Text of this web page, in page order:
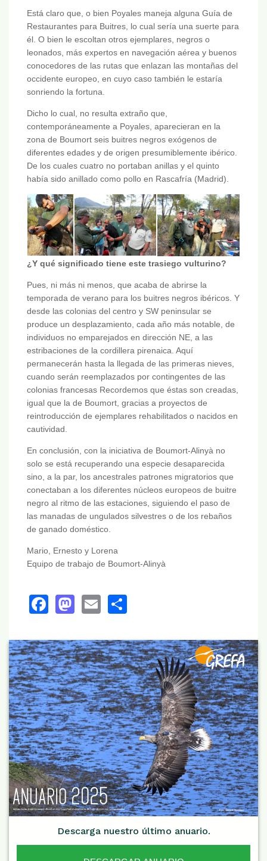
Está claro que, o bien Poyales maneja alguna Guía de
Restaurantes para Buitres, lo cual sería una suerte para
él. O bien le escoltan otros ejemplares, negros o
leonados, más expertos en navegación aérea y buenos
conocedores de las rutas que enlazan las montañas del
occidente europeo, en cuyo caso también le estaría
sonriendo la fortuna.
Dicho lo cual, no resulta extraño que,
contemporáneamente a Poyales, aparecieran en la
zona de Boumort seis buitres negros exógenos de
diferentes edades y de origen presumiblemente ibérico.
De los cuales cuatro no portaban anillas y el quinto
había sido anillado como pollo en Rascafría (Madrid).
¿Y qué significado tiene este trasiego vulturino?
Pues, ni más ni menos, que acaba de abrirse la
temporada de verano para los buitres negros ibéricos. Y
desde las colonias del centro y SW peninsular se
produce un desplazamiento, cada año más notable, de
individuos no emparejados en dirección NE, a las
estribaciones de la cordillera pirenaica. Aquí
permanecerán hasta la llegada de las primeras nieves,
cuando serán reemplazados por contingentes de las
colonias francesas Recordemos que éstas son creadas,
igual que la de Boumort, gracias a proyectos de
reintroducción de ejemplares rehabilitados o nacidos en
cautividad.
En conclusión, con la iniciativa de Boumort-Alinyà no
solo se está recuperando una especie desaparecida
sino, a la par, los ancestrales patrones migratorios que
conectaban a los diferentes núcleos europeos de buitre
negro al ritmo de las estaciones, siguiendo el paso de
las manadas de ungulados silvestres o de los rebaños
de ganado doméstico.
Mario, Ernesto y Lorena
Equipo de trabajo de Boumort-Alinyà
Facebook
Mastodon
Email
Descarga nuestro último anuario.